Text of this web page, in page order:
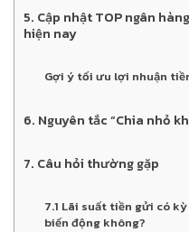
5. Cập nhật TOP ngân
hiện nay
Gợi ý tối ưu lợi nhuận
6. Nguyên tắc “Chia nhỏ
7. Câu hỏi thường gặp
7.1 Lãi suất tiền gửi có
biến động không?